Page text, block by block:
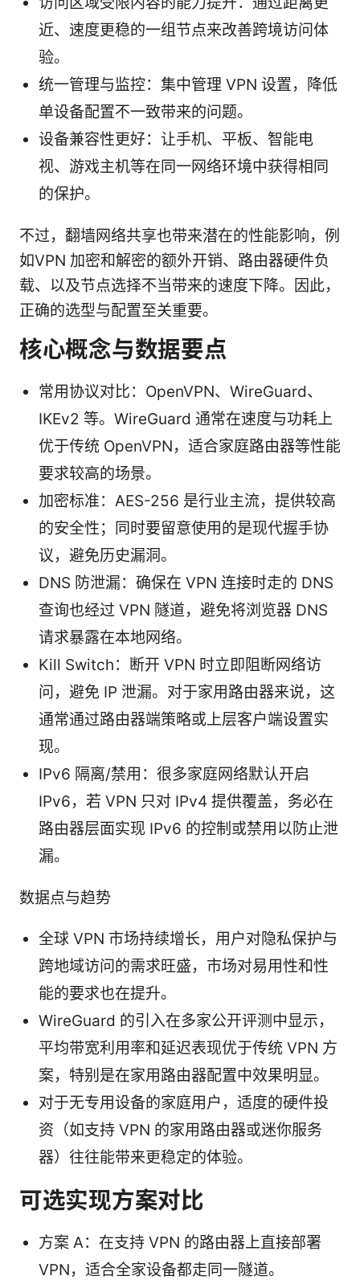
近、速度更稳的一组节点来改善跨境访问体
验。
统一管理与监控：集中管理 VPN 设置，降低
单设备配置不一致带来的问题。
设备兼容性更好：让手机、平板、智能电
视、游戏主机等在同一网络环境中获得相同
的保护。
不过，翻墙网络共享也带来潜在的性能影响，例
如VPN 加密和解密的额外开销、路由器硬件负
载、以及节点选择不当带来的速度下降。因此，
正确的选型与配置至关重要。
核心概念与数据要点
常用协议对比：OpenVPN、WireGuard、
IKEv2 等。WireGuard 通常在速度与功耗上
优于传统 OpenVPN，适合家庭路由器等性能
要求较高的场景。
加密标准：AES-256 是行业主流，提供较高
的安全性；同时要留意使用的是现代握手协
议，避免历史漏洞。
DNS 防泄漏：确保在 VPN 连接时走的 DNS
查询也经过 VPN 隧道，避免将浏览器 DNS
请求暴露在本地网络。
Kill Switch：断开 VPN 时立即阻断网络访
问，避免 IP 泄漏。对于家用路由器来说，这
通常通过路由器端策略或上层客户端设置实
现。
IPv6 隔离/禁用：很多家庭网络默认开启
IPv6，若 VPN 只对 IPv4 提供覆盖，务必在
路由器层面实现 IPv6 的控制或禁用以防止泄
漏。
数据点与趋势
全球 VPN 市场持续增长，用户对隐私保护与
跨地域访问的需求旺盛，市场对易用性和性
能的要求也在提升。
WireGuard 的引入在多家公开评测中显示，
平均带宽利用率和延迟表现优于传统 VPN 方
案，特别是在家用路由器配置中效果明显。
对于无专用设备的家庭用户，适度的硬件投
资（如支持 VPN 的家用路由器或迷你服务
器）往往能带来更稳定的体验。
可选实现方案对比
方案 A：在支持 VPN 的路由器上直接部署
VPN，适合全家设备都走同一隧道。